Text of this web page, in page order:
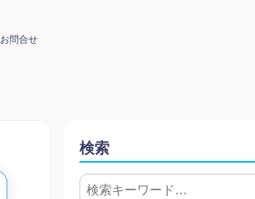
お問合せ
検索